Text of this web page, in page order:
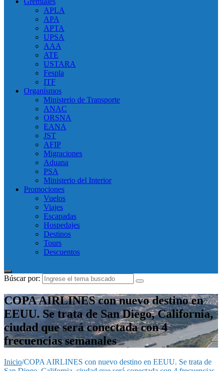
APLA
APA
APTA
UPSA
AAA
ATE
USTARA
Fespla
ITF
Organísmos
Ministerio de Transporte
ANAC
ORSNA
EANA
JST
AFIP
Migraciones
Aduana
PSA
Ministerio del Interior
Promociones
Vuelos
Viajes
Escapadas
Hospedajes
Destinos
Tours
Descuentos
Búscar por:
COPA AIRLINES con nuevo destino en
EEUU. Se trata de San Diego, California,
ciudad que será conectada con 4
frecuencias semanales
Inicio/COPA AIRLINES con nuevo destino en EEUU. Se trata de